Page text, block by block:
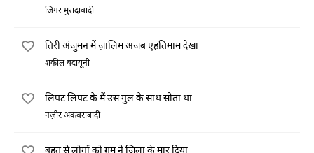
जिगर मुरादाबादी
तिरी अंजुमन में ज़ालिम अजब एहतिमाम देखा
शकील बदायूनी
लिपट लिपट के मैं उस गुल के साथ सोता था
नज़ीर अकबराबादी
बहुत से लोगों को ग़म ने जिला के मार दिया